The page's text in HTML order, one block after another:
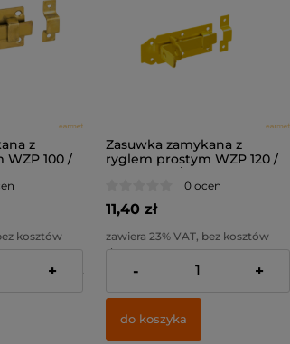
z
100 /
kosztów
8,11 zł
+
Zasuwka zamykana z
ryglem prostym WZP 120 /
120x45x5,0 /
0 ocen
11,40 zł
zawiera 23% VAT, bez kosztów
dostawy
Cena netto:
9,27 zł
- +
do koszyka